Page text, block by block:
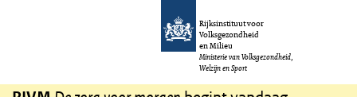
Overslaan en naar de inhoud gaan
Rijksinstituut voor
Volksgezondheid
en Milieu
Ministerie van Volksgezondheid,
Welzijn en Sport